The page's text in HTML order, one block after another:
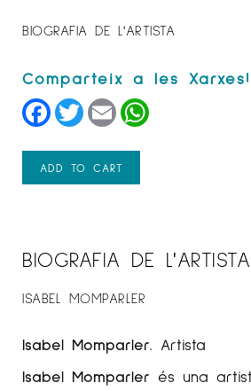
BIOGRAFIA DE L'ARTISTA
Facebook
TwitterEmail
ADD TO CART
BIOGRAFIA DE L'ARTISTA
ISABEL MOMPARLER
Isabel Momparler. Artista
Isabel Momparler és una